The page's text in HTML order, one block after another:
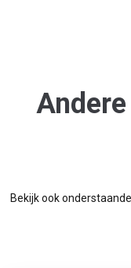
Bekijk ook